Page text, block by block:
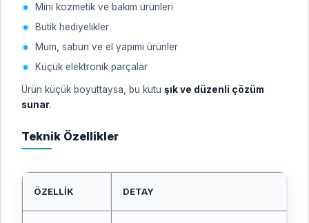
Mini kozmetik ve bakım ürünleri
Butik hediyelikler
Mum, sabun ve el yapımı ürünler
Küçük elektronik parçalar
Ürün küçük boyuttaysa, bu kutu şık ve düzenli çözüm
sunar.
Teknik Özellikler
ÖZELLIK DETAY